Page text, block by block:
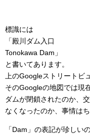
標識には
「殿川ダム入口
Tonokawa Dam」
と書いてあります。
上のGoogleストリートビ
そのGoogleの地図では現
ダムが閉鎖されたのか、
なくなったのか、事情は
「Dam」の表記が珍しい